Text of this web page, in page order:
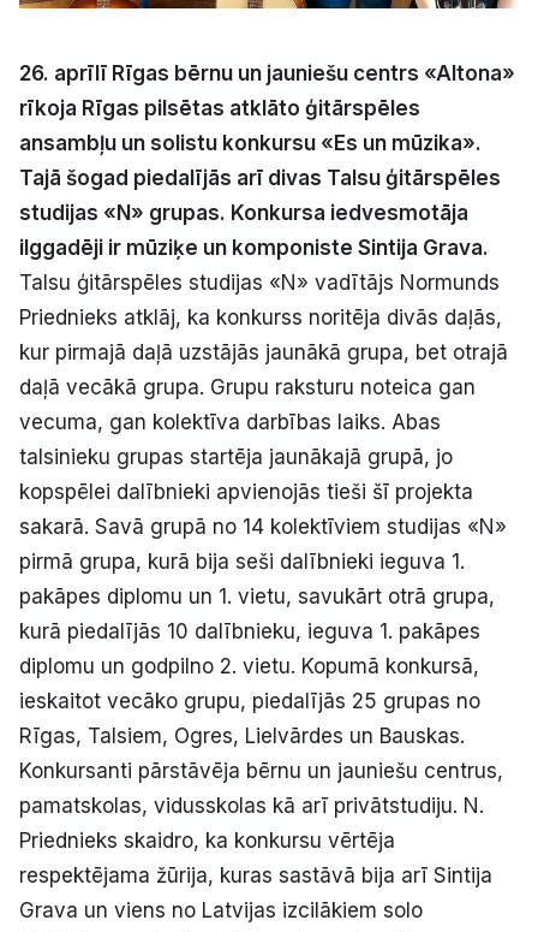
Sludinājumi
Pasākumi
Reklāma
Politiskā reklāma
Par mums
Kontakti
Ziņo redakcijai
E-avīze Abonē
26. aprīlī Rīgas bērnu un jauniešu centrs «Altona»
rīkoja Rīgas pilsētas atklāto ģitārspēles
ansambļu un solistu konkursu «Es un mūzika».
Tajā šogad piedalījās arī divas Talsu ģitārspēles
studijas «N» grupas. Konkursa iedvesmotāja
ilggadēji ir mūziķe un komponiste Sintija Grava.
Talsu ģitārspēles studijas «N» vadītājs Normunds
Priednieks atklāj, ka konkurss noritēja divās daļās,
kur pirmajā daļā uzstājās jaunākā grupa, bet otrajā
daļā vecākā grupa. Grupu raksturu noteica gan
vecuma, gan kolektīva darbības laiks. Abas
talsinieku grupas startēja jaunākajā grupā, jo
kopspēlei dalībnieki apvienojās tieši šī projekta
sakarā. Savā grupā no 14 kolektīviem studijas «N»
pirmā grupa, kurā bija seši dalībnieki ieguva 1.
pakāpes diplomu un 1. vietu, savukārt otrā grupa,
kurā piedalījās 10 dalībnieku, ieguva 1. pakāpes
diplomu un godpilno 2. vietu. Kopumā konkursā,
ieskaitot vecāko grupu, piedalījās 25 grupas no
Rīgas, Talsiem, Ogres, Lielvārdes un Bauskas.
Konkursanti pārstāvēja bērnu un jauniešu centrus,
pamatskolas, vidusskolas kā arī privātstudiju. N.
Priednieks skaidro, ka konkursu vērtēja
respektējama žūrija, kuras sastāvā bija arī Sintija
Grava un viens no Latvijas izcilākiem solo